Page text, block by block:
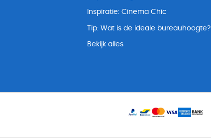
Inspiratie: Cinema Chic
Tip: Wat is de ideale bureauhoogte?
Bekijk alles